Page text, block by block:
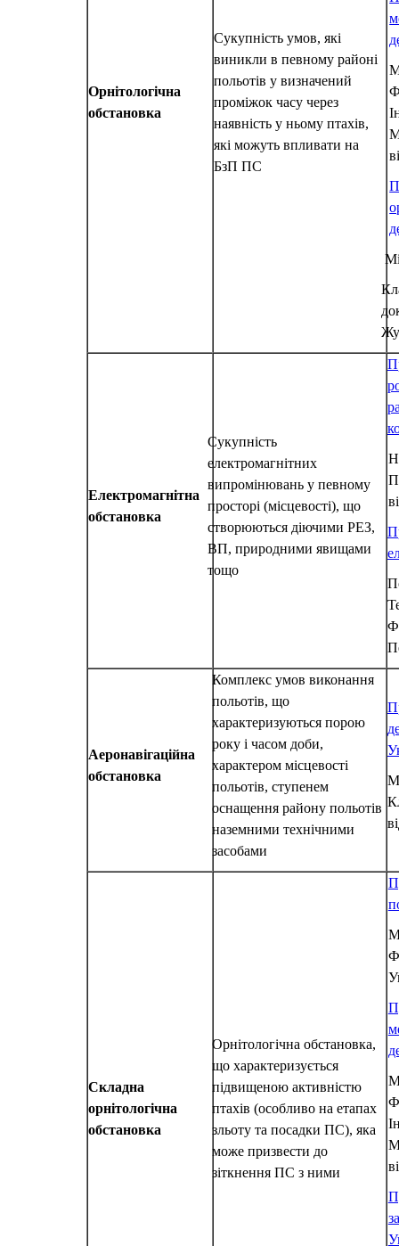
Орнітологічна
обстановка
Сукупність умов, які
виникли в певному районі
польотів у визначений
проміжок часу через
наявність у ньому птахів,
які можуть впливати на
БзП ПС
Електромагнітна
обстановка
Сукупність
електромагнітних
випромінювань у певному
просторі (місцевості), що
створюються діючими РЕЗ,
ВП, природними явищами
тощо
Аеронавігаційна
обстановка
Комплекс умов виконання
польотів, що
характеризуються порою
року і часом доби,
характером місцевості
польотів, ступенем
оснащення району польотів
наземними технічними
засобами
Складна
орнітологічна
обстановка
Орнітологічна обстановка,
що характеризується
підвищеною активністю
птахів (особливо на етапах
зльоту та посадки ПС), яка
може призвести до
зіткнення ПС з ними